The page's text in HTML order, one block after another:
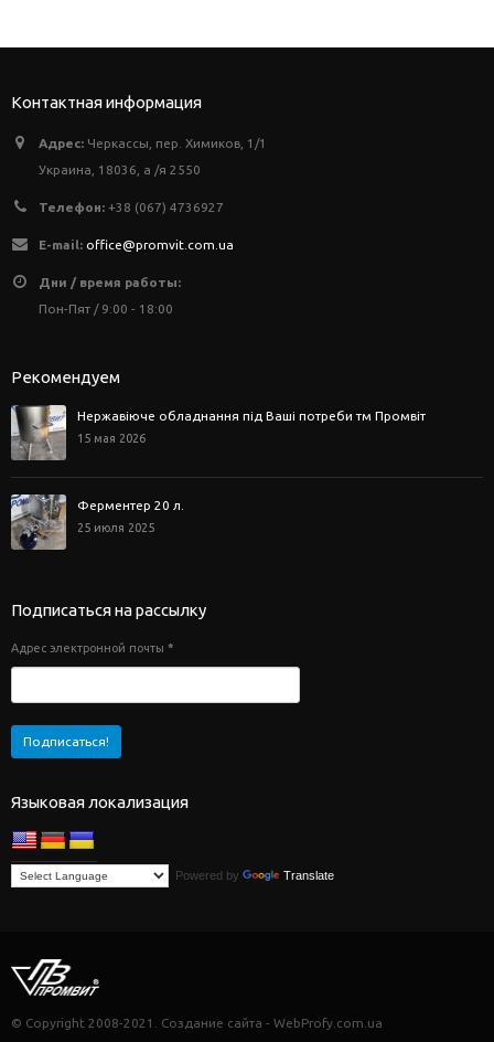
Контактная информация
Адрес: Черкассы, пер. Химиков, 1/1
Украина, 18036, а /я 2550
Телефон: +38 (067) 4736927
E-mail: office@promvit.com.ua
Дни / время работы:
Пон-Пят / 9:00 - 18:00
Рекомендуем
Нержавіюче обладнання під Ваші потреби тм Промвіт
15 мая 2026
Ферментер 20 л.
25 июля 2025
Подписаться на рассылку
Адрес электронной почты *
Языковая локализация
Powered by Translate
© Copyright 2008-2021. Создание сайта - WebProfy.com.ua